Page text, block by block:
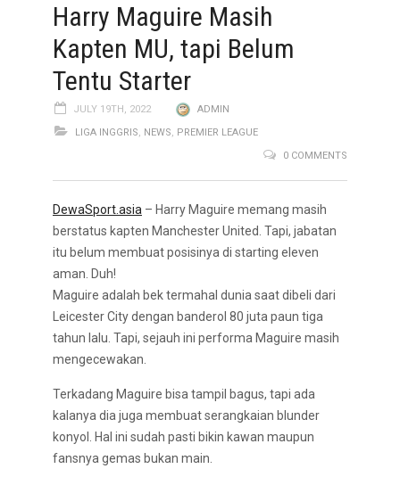
Harry Maguire Masih
Kapten MU, tapi Belum
Tentu Starter
JULY 19TH, 2022
ADMIN
LIGA INGGRIS, NEWS, PREMIER LEAGUE
0 COMMENTS
DewaSport.asia – Harry Maguire memang masih
berstatus kapten Manchester United. Tapi, jabatan
itu belum membuat posisinya di starting eleven
aman. Duh!
Maguire adalah bek termahal dunia saat dibeli dari
Leicester City dengan banderol 80 juta paun tiga
tahun lalu. Tapi, sejauh ini performa Maguire masih
mengecewakan.
Terkadang Maguire bisa tampil bagus, tapi ada
kalanya dia juga membuat serangkaian blunder
konyol. Hal ini sudah pasti bikin kawan maupun
fansnya gemas bukan main.